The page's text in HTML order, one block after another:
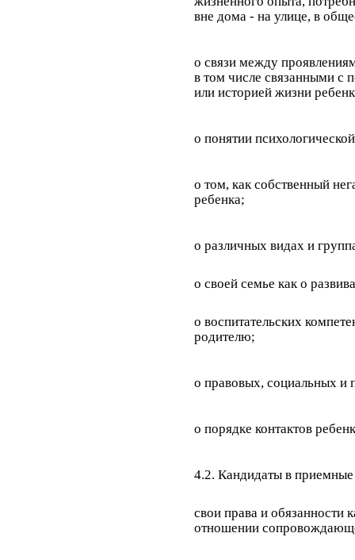
вне дома - на улице, в
о связи между
в том числе связанными с
или историей жизни
о понятии
о том, как собственный
ребенка;
о различных видах и
о своей семье как о
о воспитательских
родителю;
о правовых, социальных и
о порядке контактов
4.2. Кандидаты в
свои права и обязанности
отношении